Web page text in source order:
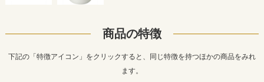
商品の特徴
下記の「特徴アイコン」をクリックすると、同じ特徴を持つほかの商品をみれ
ます。